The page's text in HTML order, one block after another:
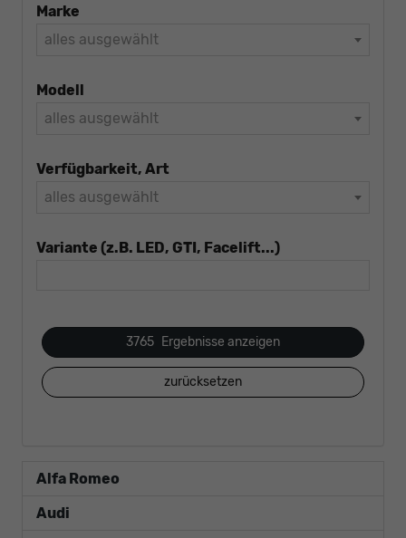
Marke
alles ausgewählt
Modell
alles ausgewählt
Verfügbarkeit, Art
alles ausgewählt
Variante (z.B. LED, GTI, Facelift...)
3765 Ergebnisse anzeigen
zurücksetzen
Alfa Romeo
Audi